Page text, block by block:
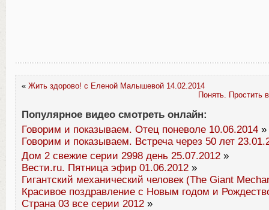
« Жить здорово! с Еленой Малышевой 14.02.2014
Понять. Простить
Популярное видео смотреть онлайн:
Говорим и показываем. Отец поневоле 10.06.2014 »
Говорим и показываем. Встреча через 50 лет
Дом 2 свежие серии 2998 день 25.07.2012 »
Вести.ru. Пятница эфир 01.06.2012 »
Гигантский механический человек (The Giant
Красивое поздравление с Новым годом и
Страна 03 все серии 2012 »